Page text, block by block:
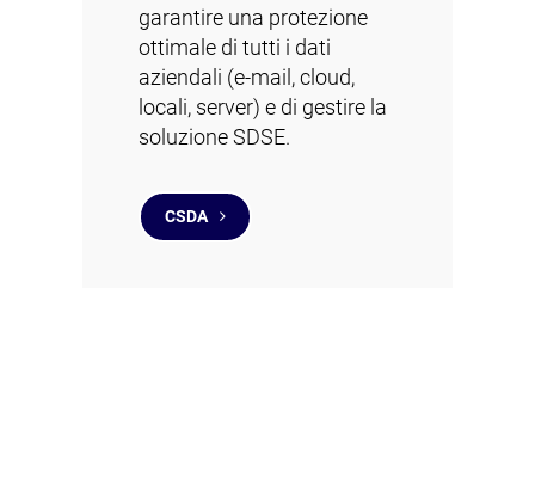
garantire una protezione
ottimale di tutti i dati
aziendali (e-mail, cloud,
locali, server) e di gestire la
soluzione SDSE.
CSDA